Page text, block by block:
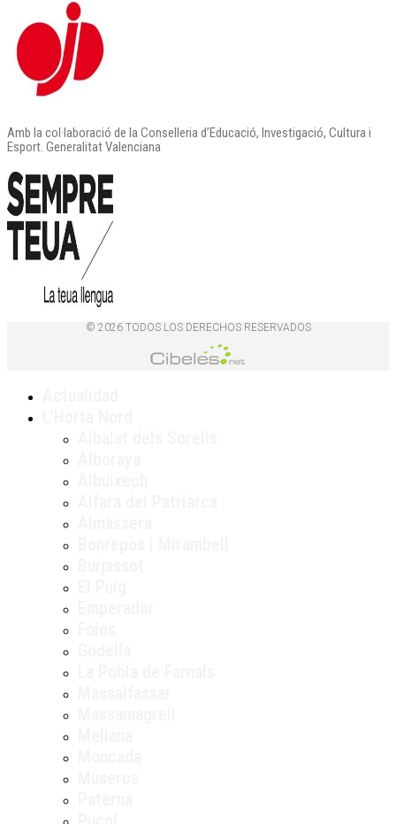
Amb la col·laboració de la Conselleria d’Educació, Investigació, Cultura i
Esport. Generalitat Valenciana
© 2026 TODOS LOS DERECHOS RESERVADOS